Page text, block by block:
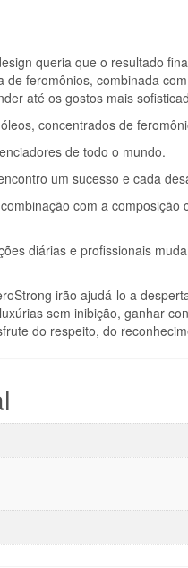
queria que o resultado
feromônios, combinada
até os gostos mais
concentrados de
de todo o mundo.
um sucesso e cada
com a
diárias e profissionais
irão ajudá-lo a
sem inibição, ganhar
do respeito, do